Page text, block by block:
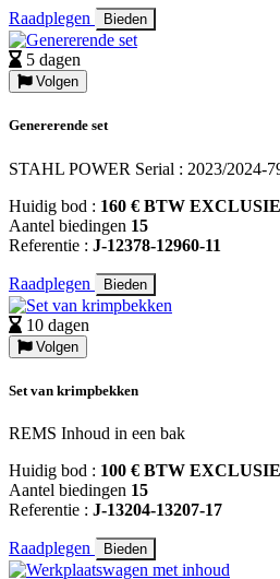
Raadplegen Bieden
5 dagen
Volgen
Genererende set
STAHL POWER Serial : 2023/2024-
Huidig bod : 160 € BTW
Aantel biedingen 15
Referentie : J-12378-12960-11
Raadplegen Bieden
10 dagen
Volgen
Set van krimpbekken
REMS Inhoud in een bak
Huidig bod : 100 € BTW
Aantel biedingen 15
Referentie : J-13204-13207-17
Raadplegen Bieden